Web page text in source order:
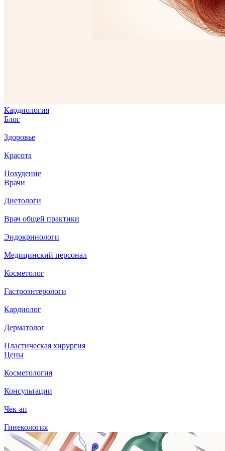
Кардиология
Блог
Здоровье
Красота
Похудение
Врачи
Диетологи
Врач общей практики
Эндокринологи
Медицинский персонал
Косметолог
Гастроэнтерологи
Кардиолог
Дерматолог
Пластическая хирургия
Цены
Косметология
Консультации
Чек-ап
Гинекология